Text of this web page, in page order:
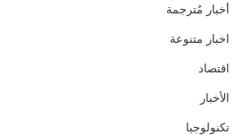
أخبار مُترجمة
اخبار متنوعة
اقتصاد
الأخبار
تكنولوجيا